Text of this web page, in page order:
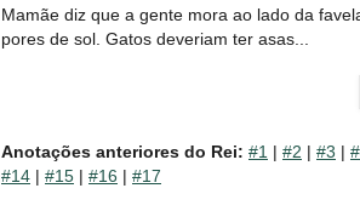
Mamãe diz que a gente mora ao lado da
pores de sol. Gatos deveriam ter asas...
Anotações anteriores do Rei: #1 | #2 | #3 |
#14 | #15 | #16 | #17